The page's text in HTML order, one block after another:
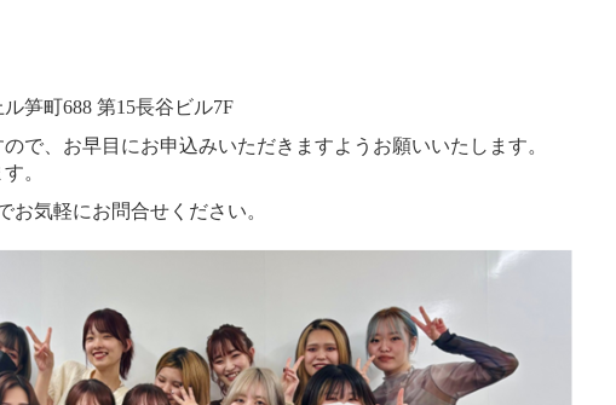
笋町688 第15長谷ビル7F
で、お早目にお申込みいただきますようお願いいたします。
。
気軽にお問合せください。